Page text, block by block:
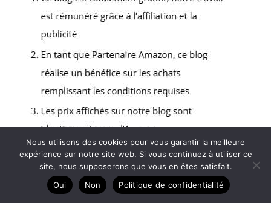
Copyright © 2026 Alpha Photo - Partenaire Amazon
Nous utilisons des cookies pour vous garantir la meilleure
expérience sur notre site web. Si vous continuez à utiliser ce
site, nous supposerons que vous en êtes satisfait.
Oui
Non Politique de confidentialité